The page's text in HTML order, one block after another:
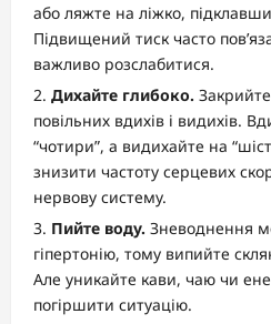
або ляжте на ліжко,
Підвищений тиск часто
важливо розслабитися.
Дихайте глибоко. Закрийте
повільних вдихів і видихів.
“чотири”, а видихайте на
знизити частоту серцевих
нервову систему.
Пийте воду. Зневоднення
гіпертонію, тому випийте
Але уникайте кави, чаю чи
погіршити ситуацію.